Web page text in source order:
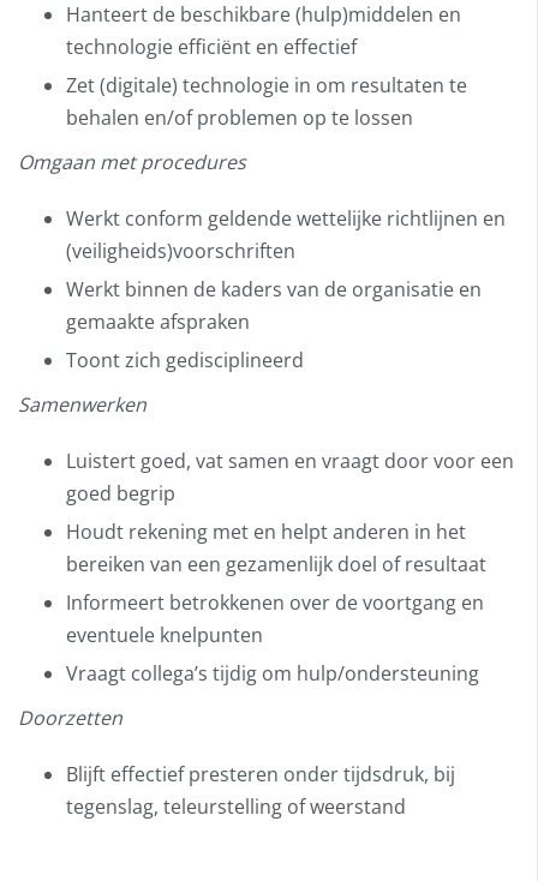
Hanteert de beschikbare (hulp)middelen en
technologie efficiënt en effectief
Zet (digitale) technologie in om resultaten te
behalen en/of problemen op te lossen
Omgaan met procedures
Werkt conform geldende wettelijke richtlijnen en
(veiligheids)voorschriften
Werkt binnen de kaders van de organisatie en
gemaakte afspraken
Toont zich gedisciplineerd
Samenwerken
Luistert goed, vat samen en vraagt door voor een
goed begrip
Houdt rekening met en helpt anderen in het
bereiken van een gezamenlijk doel of resultaat
Informeert betrokkenen over de voortgang en
eventuele knelpunten
Vraagt collega’s tijdig om hulp/ondersteuning
Doorzetten
Blijft effectief presteren onder tijdsdruk, bij
tegenslag, teleurstelling of weerstand